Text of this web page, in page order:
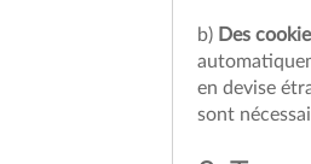
b) Des
en devise
sont